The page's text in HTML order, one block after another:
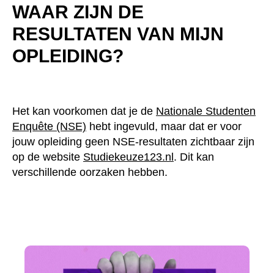
WAAR ZIJN DE
RESULTATEN VAN MIJN
OPLEIDING?
Het kan voorkomen dat je deNationale Studenten
Enquête (NSE)hebt ingevuld, maar dat er voor jouw
opleiding geen NSE-resultaten zichtbaar zijn op de
websiteStudiekeuze123.nl. Dit kan verschillende
oorzaken hebben.